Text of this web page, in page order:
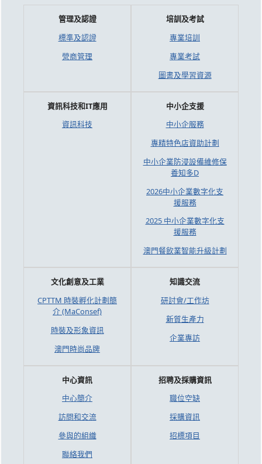
管理及認證
標準及認證
營商管理
培訓及考試
專業培訓
專業考試
圖書及學習資源
資訊科技和IT應用
資訊科技
中小企支援
中小企服務
專精特色店資助計劃
中小企業防浸設備維修保
養知多D
2026中小企業數字化支
援服務
2025 中小企業數字化支
援服務
澳門餐飲業智能升級計劃
文化創意及工業
CPTTM 時裝孵化計劃簡
介 (MaConsef)
時裝及形象資訊
澳門時尚品牌
知識交流
研討會/工作坊
新質生產力
企業專訪
中心資訊
中心簡介
訪問和交流
參與的組織
聯絡我們
招聘及採購資訊
職位空缺
採購資訊
招標項目